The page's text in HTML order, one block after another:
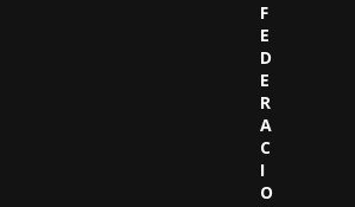
F
E
D
E
R
A
C
I
O